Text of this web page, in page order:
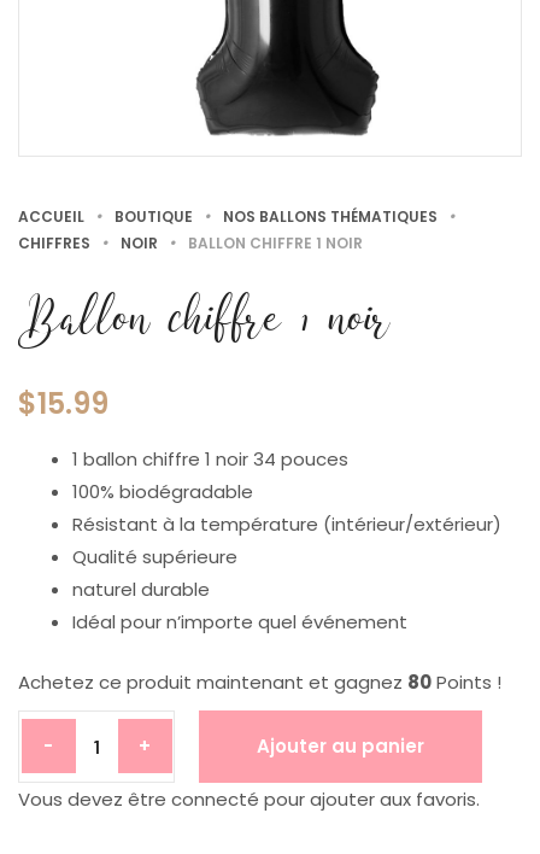
ACCUEIL • BOUTIQUE • NOS BALLONS THÉMATIQUES
•
CHIFFRES
• NOIR • BALLON CHIFFRE 1 NOIR
Ballon chiffre 1 noir
$15.99
1 ballon chiffre 1 noir 34 pouces
100% biodégradable
Résistant à la température (intérieur/extérieur)
Qualité supérieure
naturel durable
Idéal pour n’importe quel événement
Achetez ce produit maintenant et gagnez 80Points !
- + Ajouter au panier
Vous devez être connecté pour ajouter aux favoris.